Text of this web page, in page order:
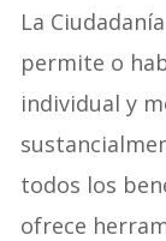
La
permite o
individual y
todos los
ofrece